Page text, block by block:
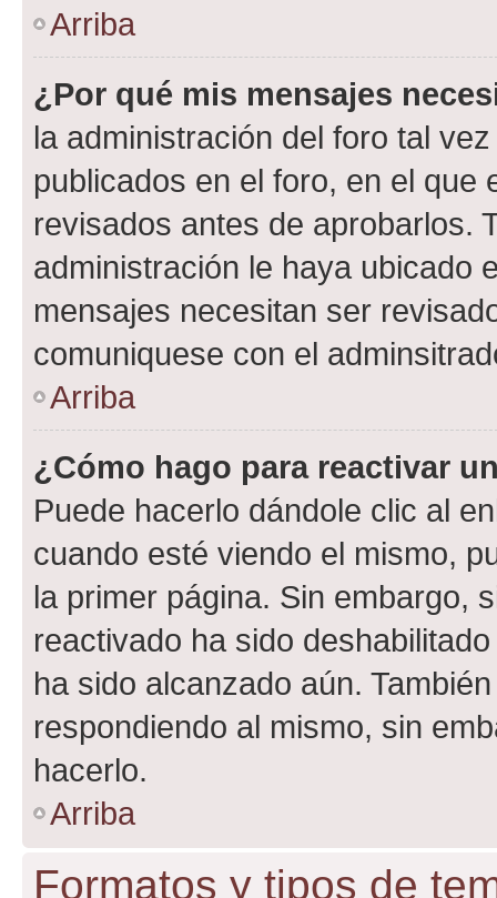
Arriba
¿Por qué mis mensajes
la administración del foro tal
publicados en el foro, en el
revisados antes de aprobarlos.
administración le haya ubicado
mensajes necesitan ser
comuniquese con el
Arriba
¿Cómo hago para reactivar
Puede hacerlo dándole clic al
cuando esté viendo el mismo,
la primer página. Sin embargo,
reactivado ha sido
ha sido alcanzado aún.
respondiendo al mismo, sin
hacerlo.
Arriba
Formatos y tipos de